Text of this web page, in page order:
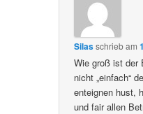
Silasschriebam
Wie groß ist der
nicht „einfach“
enteignen hust,
und fair allen